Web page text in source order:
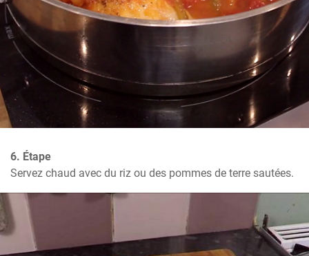
6. Étape
Servez chaud avec du riz ou des pommes de terre sautées.